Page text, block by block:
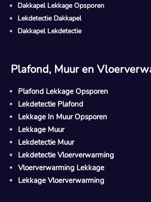
Dakkapel Lekkage Opsporen
Lekdetectie Dakkapel
Dakkapel Lekdetectie
Plafond, Muur en
Plafond Lekkage Opsporen
Lekdetectie Plafond
Lekkage In Muur Opsporen
Lekkage Muur
Lekdetectie Muur
Lekdetectie Vloerverwarming
Vloerverwarming Lekkage
Lekkage Vloerverwarming